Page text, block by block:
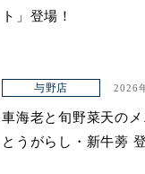
ト」登場！
与野店 2026
車海老と旬野菜天の
とうがらし・新牛蒡